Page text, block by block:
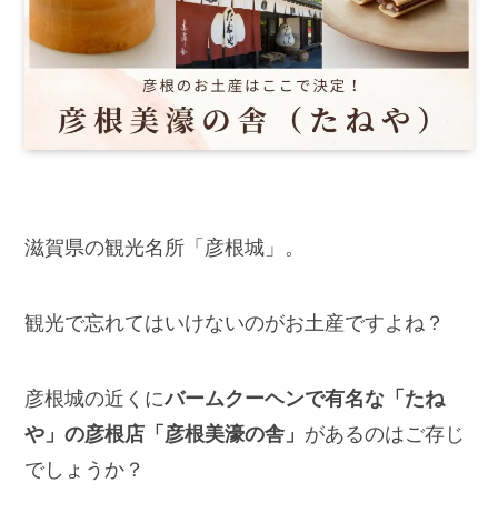
滋賀県の観光名所「彦根城」。
観光で忘れてはいけないのがお土産ですよね？
彦根城の近くにバームクーヘンで有名な「たね
や」の彦根店「彦根美濠の舎」 があるのはご存じ
でしょうか？